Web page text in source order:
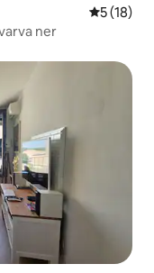
5 av 5 i
5 (18)
ner